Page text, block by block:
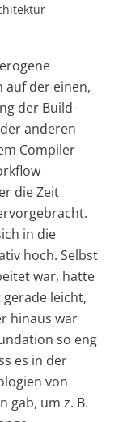
auf der einen,
der Build-
anderen
Compiler
die Zeit
in die
hoch. Selbst
war, hatte
leicht,
hinaus war
so eng
es in der
von
gab, um z. B.